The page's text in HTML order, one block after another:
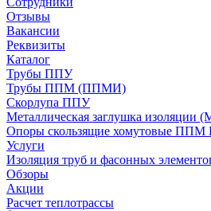
Отзывы
Вакансии
Реквизиты
Каталог
Трубы ППУ
Трубы ППМ (ППМИ)
Скорлупа ППУ
Металлическая заглушка изоляции
Опоры скользящие хомутовые ППМ
Услуги
Изоляция труб и фасонных
Обзоры
Акции
Расчет теплотрассы